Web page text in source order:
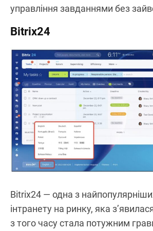
управління завданнями без
Bitrix24
Bitrix24 — одна з
інтранету на ринку, яка
з того часу стала потужним